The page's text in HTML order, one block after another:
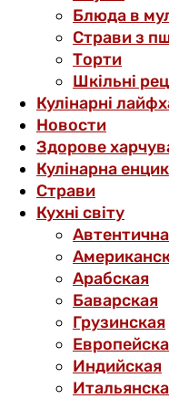
Блюда в
Страви з
Торти
Шкільні
Кулінарні
Новости
Здорове
Кулінарна
Страви
Кухні світу
Арабская
Баварская
Грузинская
Индийская